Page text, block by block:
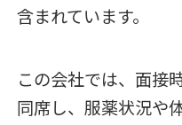
含まれています。
この会社では、面接
同席し、服薬状況や